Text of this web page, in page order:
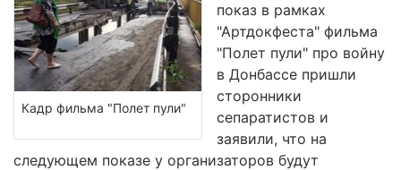
Кадр фильма "Полет пули"
показ в рамках
"Артдокфеста" фильма
"Полет пули" про войну
в Донбассе пришли
сторонники
сепаратистов и
заявили, что на
следующем показе у организаторов будут